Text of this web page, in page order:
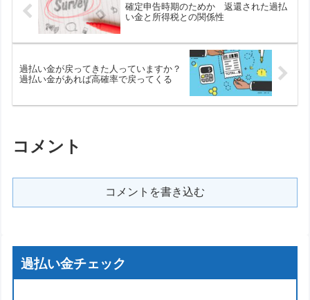
確定申告時期のためか 返還された過払
い金と所得税との関係性
過払い金が戻ってきた人っていますか？
過払い金があれば高確率で戻ってくる
コメント
コメントを書き込む
過払い金チェック